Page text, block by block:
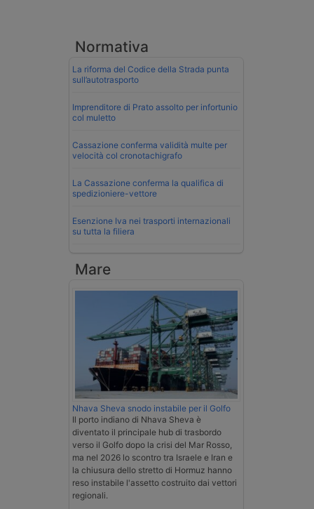
Normativa
La riforma del Codice della Strada punta
sull’autotrasporto
Imprenditore di Prato assolto per infortunio
col muletto
Cassazione conferma validità multe per
velocità col cronotachigrafo
La Cassazione conferma la qualifica di
spedizioniere-vettore
Esenzione Iva nei trasporti internazionali
su tutta la filiera
Mare
Nhava Sheva snodo instabile per il Golfo
Il porto indiano di Nhava Sheva è
diventato il principale hub di trasbordo
verso il Golfo dopo la crisi del Mar Rosso,
ma nel 2026 lo scontro tra Israele e Iran e
la chiusura dello stretto di Hormuz hanno
reso instabile l'assetto costruito dai vettori
regionali.